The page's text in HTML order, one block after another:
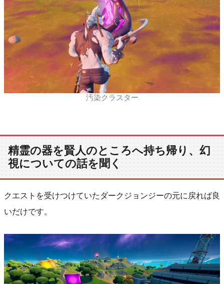
汚染クラスター
精霊の器を賢人のところへ持ち帰り、幻
視についての話を聞く
クエストを受けつけていたダークジョンジーの元に戻れば良
いだけです。